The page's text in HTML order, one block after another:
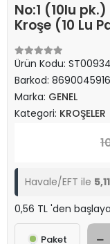
No:1 (10lu
Kroşe (10 Lu
Ürün Kodu: ST00934
Barkod:
Marka: GENEL
Kategori: KROŞELER
Havale/EFT ile
0,56 TL 'den
Paket